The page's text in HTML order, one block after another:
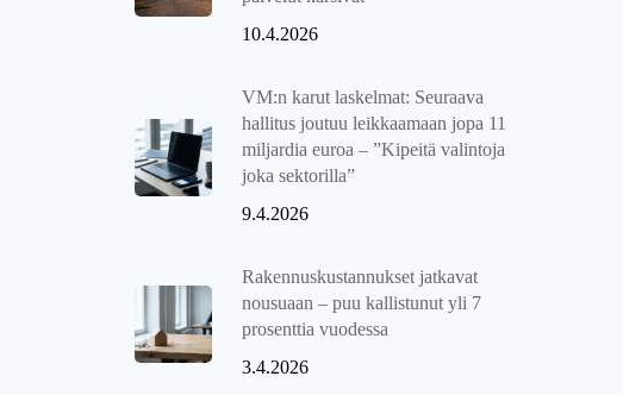
10.4.2026
VM:n karut laskelmat: Seuraava
hallitus joutuu leikkaamaan jopa 11
miljardia euroa – ”Kipeitä valintoja
joka sektorilla”
9.4.2026
Rakennuskustannukset jatkavat
nousuaan – puu kallistunut yli 7
prosenttia vuodessa
3.4.2026